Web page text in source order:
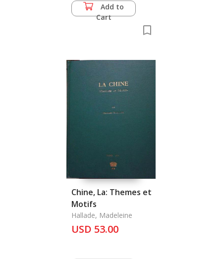
Add to
Cart
Chine, La: Themes et
Motifs
Hallade, Madeleine
USD 53.00